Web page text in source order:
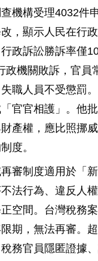
機構受理4032件
，顯示人民在行
政訴訟勝訴率僅
政機關敗訴，官員
職人員不受懲罰
官官相護」。他
產權，應比照挪
度。
審制度適用於「
法行為、違反人
空間。台灣稅務
期，無法再審。
務官員隱匿證據